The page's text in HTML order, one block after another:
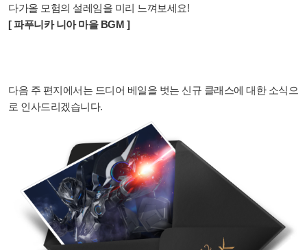
다가올 모험의 설레임을 미리 느껴보세요!
[ 파푸니카 니아 마을 BGM ]
다음 주 편지에서는 드디어 베일을 벗는 신규 클래스에 대한 소식으
로 인사드리겠습니다.